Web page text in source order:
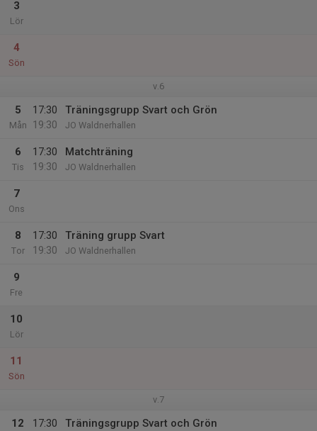
3
Lör
4
Sön
v.6
5
Mån
17:30
19:30
Träningsgrupp Svart och Grön
JO Waldnerhallen
6
Tis
17:30
19:30
Matchträning
JO Waldnerhallen
7
Ons
8
Tor
17:30
19:30
Träning grupp Svart
JO Waldnerhallen
9
Fre
10
Lör
11
Sön
v.7
12
17:30
Träningsgrupp Svart och Grön